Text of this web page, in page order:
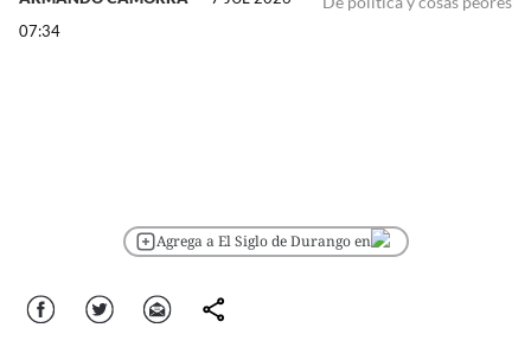
07:34
Agrega a El Siglo de Durango en
Facebook Twitter Correo comparte